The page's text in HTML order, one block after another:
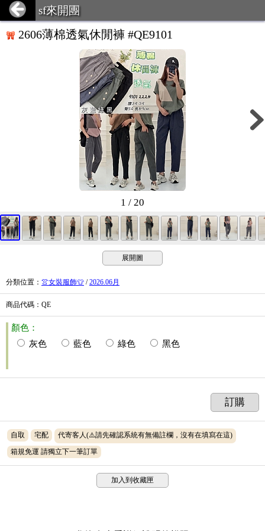
sf來開團
2606薄棉透氣休閒褲 #QE9101
1 / 20
展開圖
分類位置 ： 👚女裝服飾👕 /2026.06月
商品代碼 ：QE
顏色：
灰色
藍色 綠色 黑色
訂購
自取 宅配
代寄客人(⚠️請先確認系統有無備註欄，沒有在填寫在這)
箱規免運 請獨立下一筆訂單
加入到收藏匣